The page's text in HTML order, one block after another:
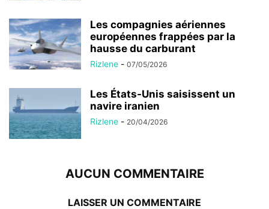
Les compagnies aériennes
européennes frappées par la
hausse du carburant
Rizlene - 07/05/2026
Les États-Unis saisissent un
navire iranien
Rizlene - 20/04/2026
AUCUN COMMENTAIRE
LAISSER UN COMMENTAIRE